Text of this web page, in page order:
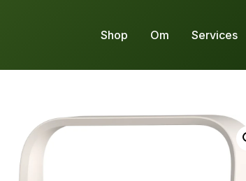
Shop Om Services